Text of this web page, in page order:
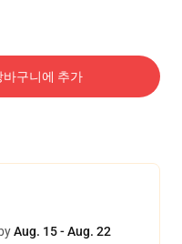
바구니에 추가
Aug. 15 - Aug. 22